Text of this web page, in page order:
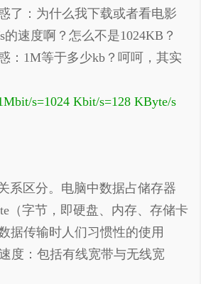
了：为什么我下载或者看电影
的速度啊？怎么不是1024KB？
：1M等于多少kb？呵呵，其实
s=1024 Kbit/s=128 KByte/s
系区分。电脑中数据占储存器
（字节，即硬盘、内存、存储卡
据传输时人们习惯性的使用
度：包括有线宽带与无线宽